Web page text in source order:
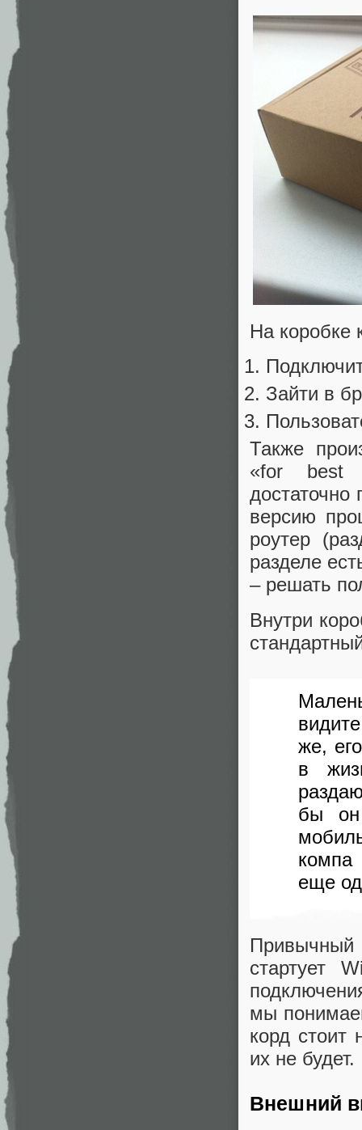
На коробке
Зайти в
Также
«for best
версию
роутер
разделе
– решать
Внутри
же,
в
бы он
компа
еще
Привычный
стартует
мы
корд стоит
их не будет.
Внешний